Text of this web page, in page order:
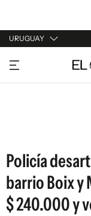
URUGUAY
URUGUAY
ARGENTINA
Policía
barrio Boix y
$ 240.000 y